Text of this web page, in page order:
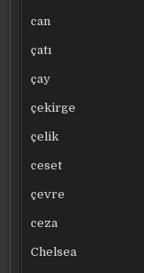
can
çatı
çay
çekirge
çelik
ceset
çevre
ceza
Chelsea